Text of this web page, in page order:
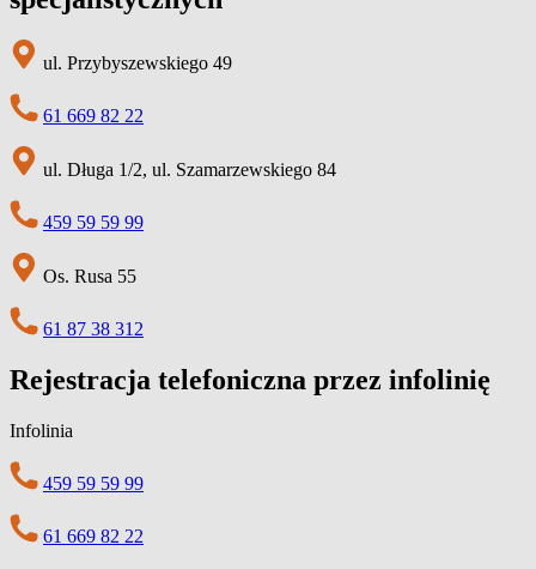
ul. Przybyszewskiego 49
61 669 82 22
ul. Długa 1/2, ul. Szamarzewskiego 84
459 59 59 99
Os. Rusa 55
61 87 38 312
Rejestracja telefoniczna przez infolinię
Infolinia
459 59 59 99
61 669 82 22